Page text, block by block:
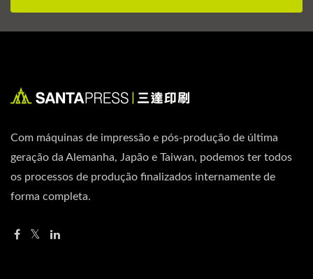
Com máquinas de impressão e pós-produção de última
geração da Alemanha, Japão e Taiwan, podemos ter todos
os processos de produção finalizados internamente de
forma completa.